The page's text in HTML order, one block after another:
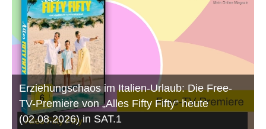
Erziehungschaos im Italien-Urlaub: Die Free-
TV-Premiere von „Alles Fifty Fifty“ heute
(02.08.2026) in SAT.1